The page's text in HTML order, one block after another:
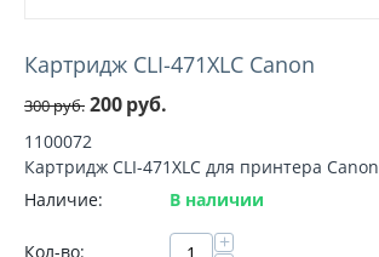
Картридж CLI-471XLC Canon
300руб. 200руб.
1100072
Картридж CLI-471XLC для принтера Canon
Наличие:
В наличии
Кол-во: +